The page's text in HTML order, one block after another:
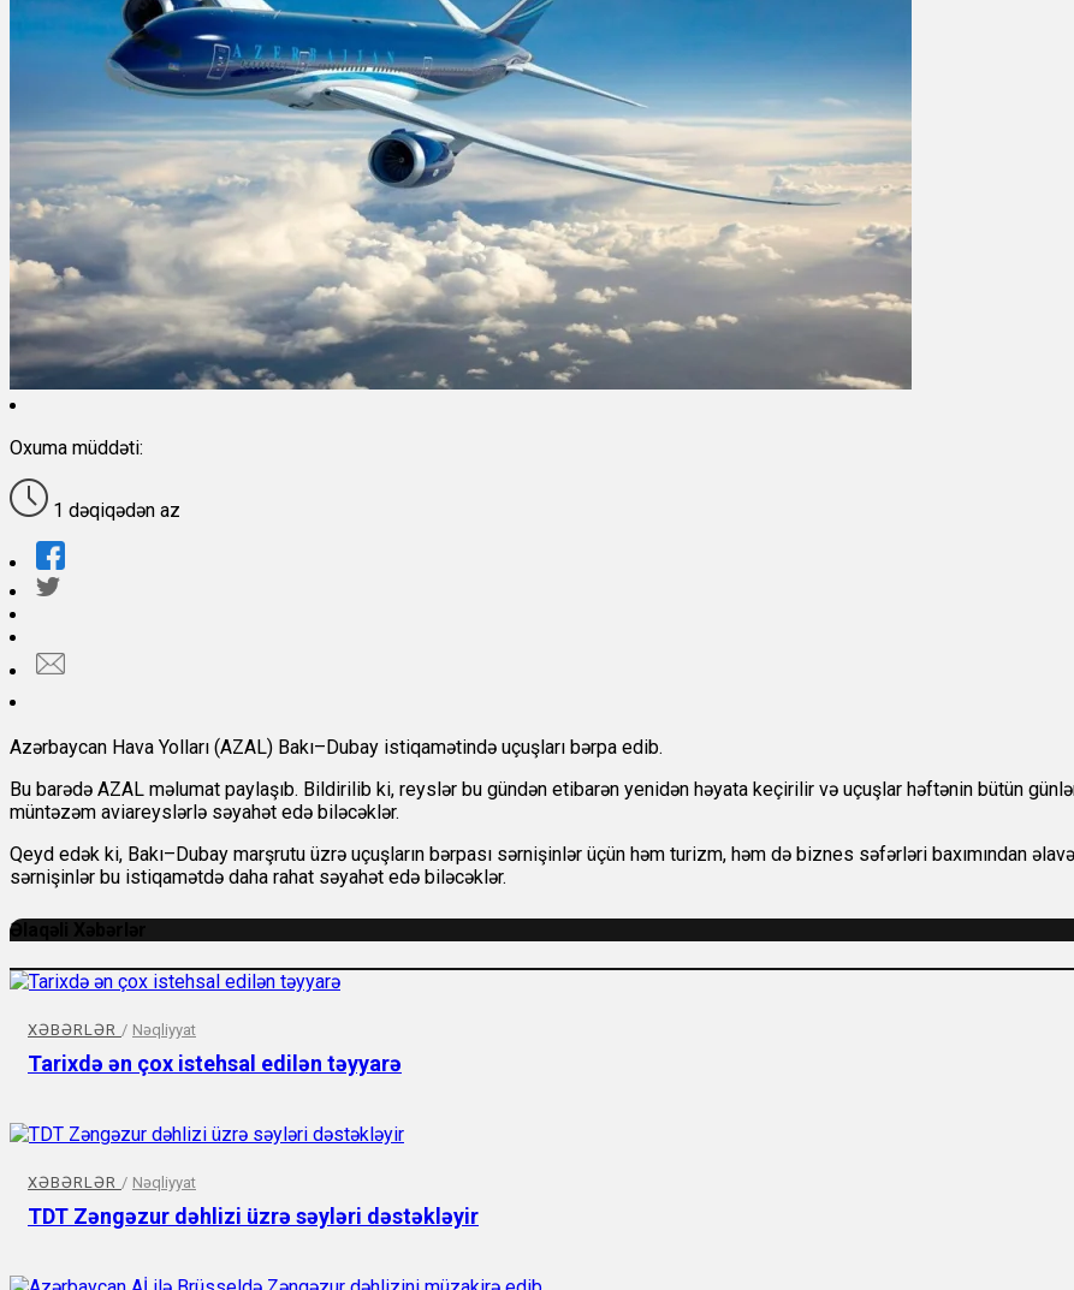
Oxuma müddəti:
1 dəqiqədən az
Azərbaycan Hava Yolları (AZAL) Bakı–Dubay istiqamətində uçuşları bərpa edib.
Bu barədə AZAL məlumat paylaşıb. Bildirilib ki, reyslər bu gündən etibarən yenidən həyata keçirilir və uçuşlar həftənin bütün
müntəzəm aviareyslərlə səyahət edə biləcəklər.
Qeyd edək ki, Bakı–Dubay marşrutu üzrə uçuşların bərpası sərnişinlər üçün həm turizm, həm də biznes səfərləri baxımından
sərnişinlər bu istiqamətdə daha rahat səyahət edə biləcəklər.
Əlaqəli Xəbərlər
XƏBƏRLƏR / Nəqliyyat
Tarixdə ən çox istehsal edilən təyyarə
XƏBƏRLƏR / Nəqliyyat
TDT Zəngəzur dəhlizi üzrə səyləri dəstəkləyir